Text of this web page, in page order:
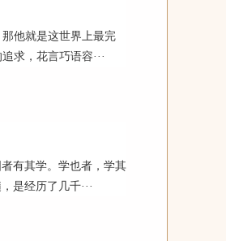
他就是这世界上最完
，花言巧语容···
有其学。学也者，学其
经历了几千···